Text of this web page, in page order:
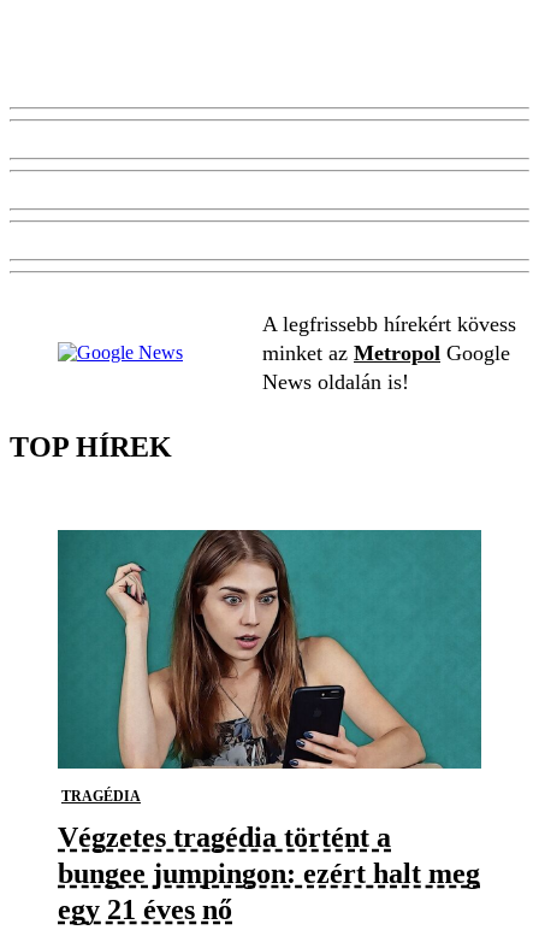
A legfrissebb hírekért kövess
minket az Metropol Google
News oldalán is!
TOP HÍREK
TRAGÉDIA
Végzetes tragédia történt a
bungee jumpingon: ezért halt meg
egy 21 éves nő